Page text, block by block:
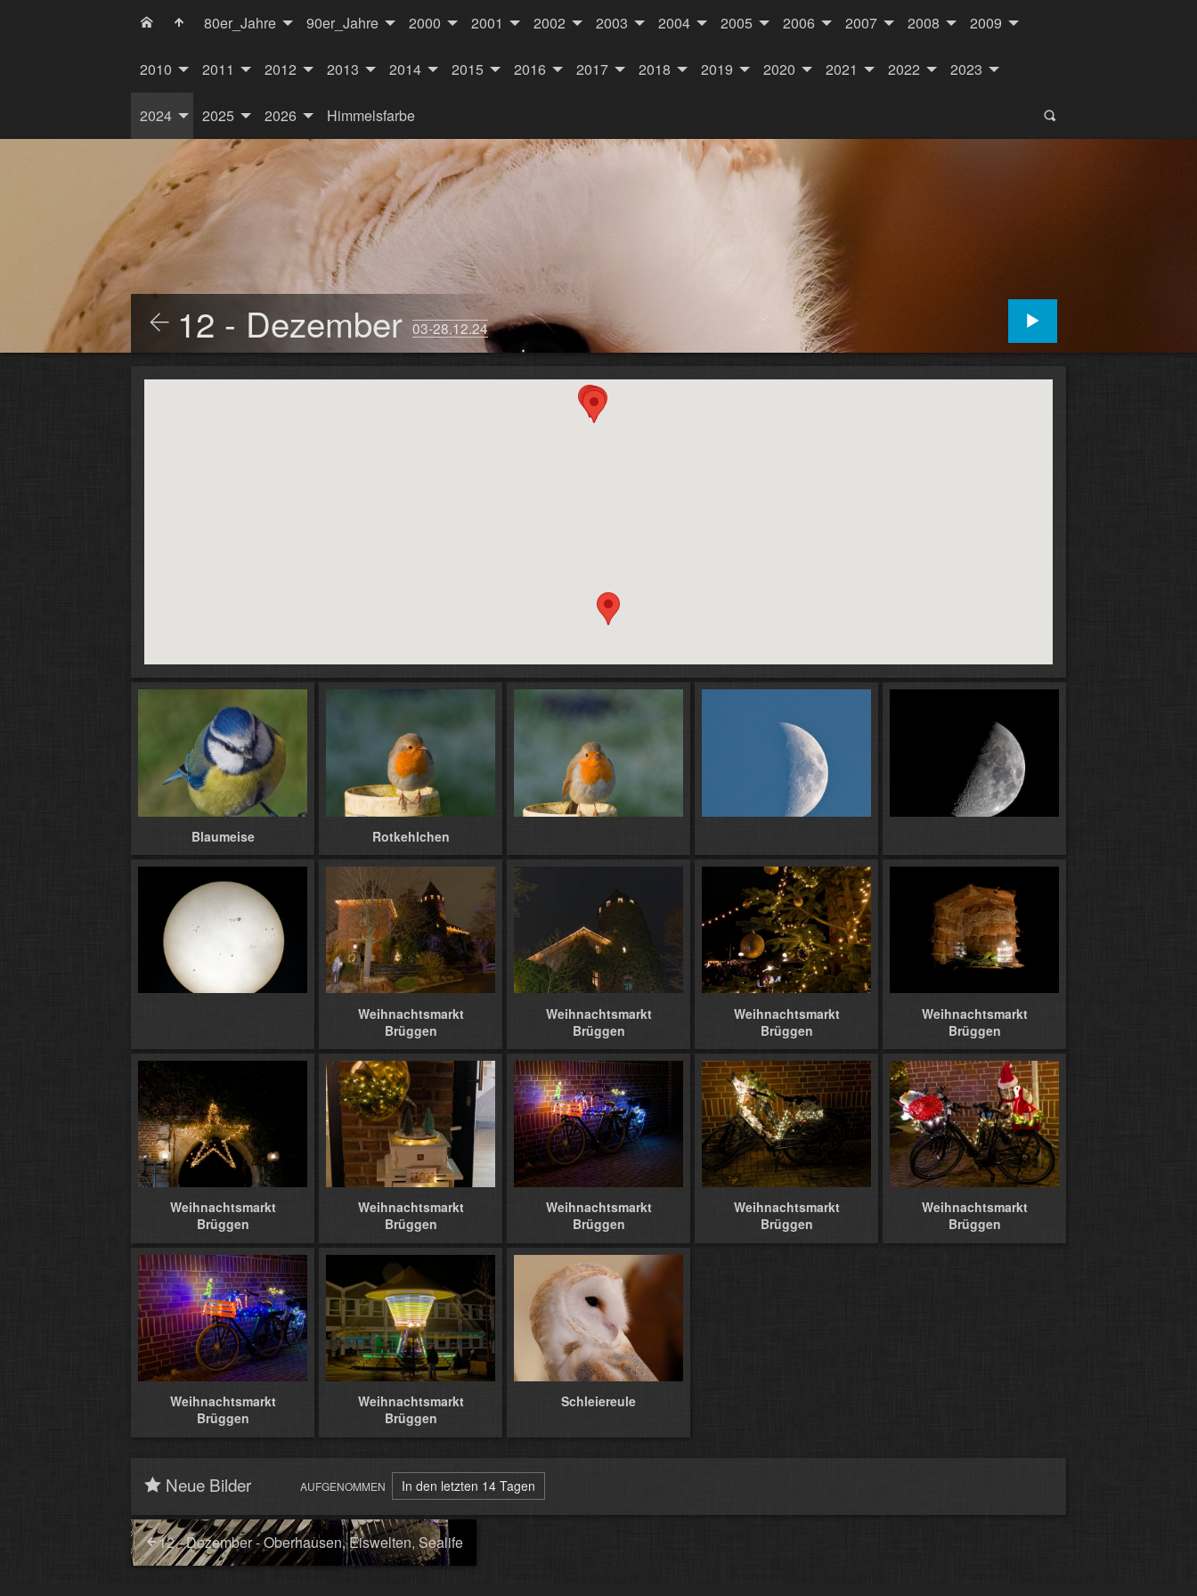
80er_Jahre 90er_Jahre 2000 2001 2002 2003 2004 2005 2006 2007 2008 2009
2010 2011 2012 2013 2014 2015 2016 2017 2018 2019 2020 2021 2022 2023
2024 2025 2026 Himmelsfarbe
12 - Dezember 03-28.12.24
Blaumeise Rotkehlchen
Weihnachtsmarkt
Brüggen
Weihnachtsmarkt
Brüggen
Weihnachtsmarkt
Brüggen
Weihnachtsmarkt
Brüggen
Weihnachtsmarkt
Brüggen
Weihnachtsmarkt
Brüggen
Weihnachtsmarkt
Brüggen
Weihnachtsmarkt
Brüggen
Weihnachtsmarkt
Brüggen
Weihnachtsmarkt
Brüggen
Weihnachtsmarkt
Brüggen
Schleiereule
Neue Bilder AUFGENOMMEN In den letzten 14 Tagen
12 - Dezember - Oberhausen, Eiswelten, Sealife